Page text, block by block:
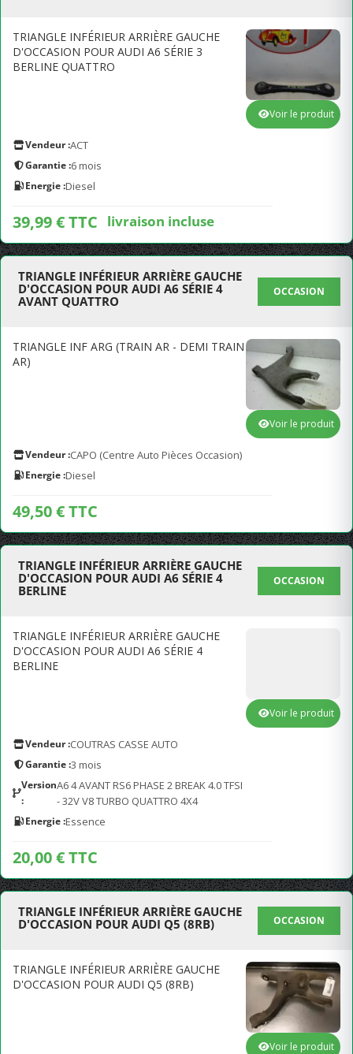
TRIANGLE INFÉRIEUR ARRIÈRE GAUCHE
D'OCCASION POUR AUDI A6 SÉRIE 3
BERLINE QUATTRO
Vendeur :ACT
Garantie :6 mois
Energie :Diesel
39,99 € TTC livraison incluse
Voir le produit
TRIANGLE INFÉRIEUR ARRIÈRE GAUCHE
D'OCCASION POUR AUDI A6 SÉRIE 4
AVANT QUATTRO
OCCASION
TRIANGLE INF ARG (TRAIN AR - DEMI TRAIN
AR)
Vendeur :CAPO (Centre Auto Pièces Occasion)
Energie :Diesel
49,50 € TTC
Voir le produit
TRIANGLE INFÉRIEUR ARRIÈRE GAUCHE
D'OCCASION POUR AUDI A6 SÉRIE 4
BERLINE
OCCASION
TRIANGLE INFÉRIEUR ARRIÈRE GAUCHE
D'OCCASION POUR AUDI A6 SÉRIE 4
BERLINE
Vendeur :COUTRAS CASSE AUTO
Garantie :3 mois
Version
:
A6 4 AVANT RS6 PHASE 2 BREAK 4.0 TFSI
- 32V V8 TURBO QUATTRO 4X4
Energie :Essence
20,00 € TTC
Voir le produit
TRIANGLE INFÉRIEUR ARRIÈRE GAUCHE
D'OCCASION POUR AUDI Q5 (8RB)
OCCASION
TRIANGLE INFÉRIEUR ARRIÈRE GAUCHE
D'OCCASION POUR AUDI Q5 (8RB)
Voir le produit